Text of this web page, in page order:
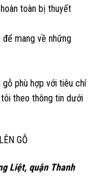
toàn bị thuyết
mang về những
phù hợp với tiêu chí
theo thông tin dưới
GỖ
Liệt, quận Thanh